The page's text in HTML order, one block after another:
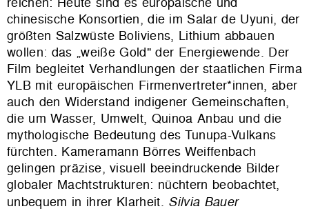
chinesische Konsortien, die im Salar de Uyuni, der
größten Salzwüste Boliviens, Lithium abbauen
wollen: das „weiße Gold" der Energiewende. Der
Film begleitet Verhandlungen der staatlichen Firma
YLB mit europäischen Firmenvertreter*innen, aber
auch den Widerstand indigener Gemeinschaften,
die um Wasser, Umwelt, Quinoa Anbau und die
mythologische Bedeutung des Tunupa-Vulkans
fürchten. Kameramann Börres Weiffenbach
gelingen präzise, visuell beeindruckende Bilder
globaler Machtstrukturen: nüchtern beobachtet,
unbequem in ihrer Klarheit. Silvia Bauer